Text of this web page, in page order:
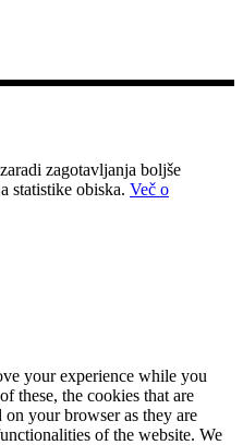
zagotavljanja boljše
statistike obiska. Več o
your experience while you
these, the cookies that are
on your browser as they are
of the website. We